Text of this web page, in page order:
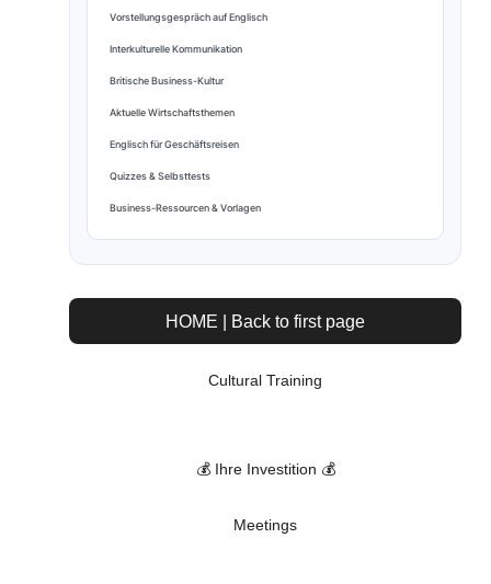
Vorstellungsgespräch auf Englisch
Interkulturelle Kommunikation
Britische Business-Kultur
Aktuelle Wirtschaftsthemen
Englisch für Geschäftsreisen
Quizzes & Selbsttests
Business-Ressourcen & Vorlagen
HOME | Back to first page
Cultural Training
💰 Ihre Investition 💰
Meetings